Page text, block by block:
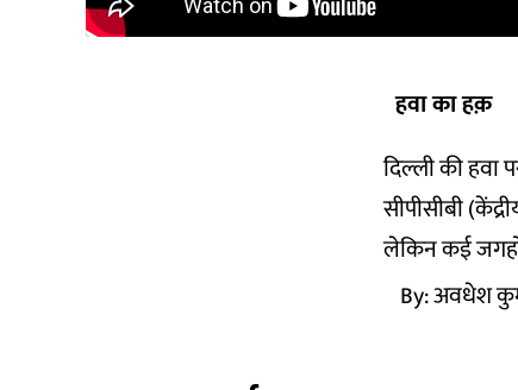
हवा का हक़
दिल्ली की हवा
सीपीसीबी
लेकिन कई
By:अवधेश